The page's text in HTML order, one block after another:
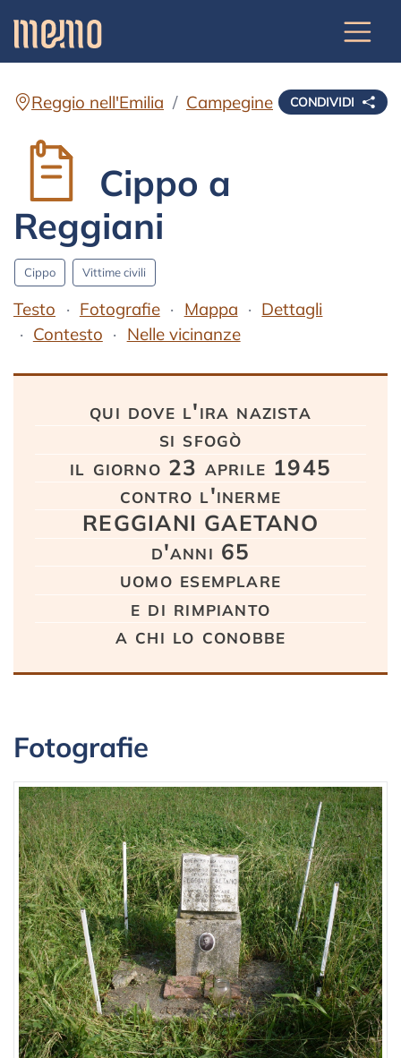
CONDIVIDI
Reggio nell'Emilia Campegine
Cippo a
Reggiani
Cippo Vittime civili
Testo Fotografie Mappa
Dettagli
Contesto
Nelle vicinanze
qui dove l'ira nazista
si sfogò
il giorno 23 aprile 1945
contro l'inerme
REGGIANI GAETANO
d'anni 65
uomo esemplare
e di rimpianto
a chi lo conobbe
Fotografie